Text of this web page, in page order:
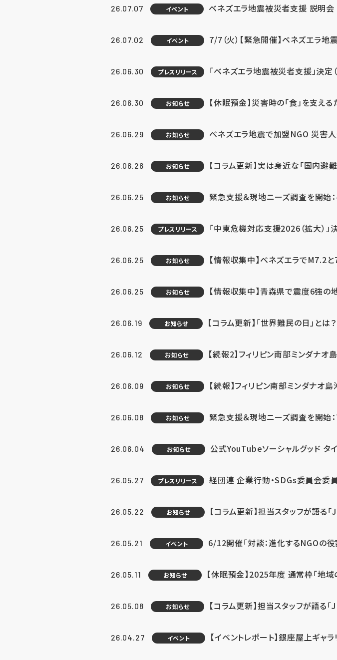
26.07.07 イベント ベネズエラ地震被災者支援 説明
26.07.02 イベント 7/7（火）【緊急開催】ベネズエラ
26.06.30 プレスリリース 「ベネズエラ地震被災者支援」決定
26.06.30 お知らせ 【休眠預金】災害時の「食」を支える
26.06.29 お知らせ ベネズエラ地震で加盟NGO 災害
26.06.26 お知らせ 【コラム更新】実は身近な「国内
26.06.25 お知らせ 緊急支援＆現地ニーズ調査を開始
26.06.25 プレスリリース 「中東危機対応支援2026（拡大）」
26.06.25 お知らせ 【情報収集中】ベネズエラでM7.2
26.06.25 お知らせ 【情報収集中】青森県で震度6強の
26.06.19 お知らせ 【コラム更新】「世界難民の日」と
26.06.12 お知らせ 【続報2】フィリピン南部ミンダナ
26.06.09 お知らせ 【続報】フィリピン南部ミンダナ
26.06.08 お知らせ 緊急支援＆現地ニーズ調査を開始
26.06.04 お知らせ 公式YouTubeソーシャルグッド タ
26.05.27 プレスリリース 経団連 企業行動・SDGs委員会委
26.05.22 お知らせ 【コラム更新】担当スタッフが語る
26.05.21 イベント 6/12開催「対談：進化するNGOの
26.05.11 お知らせ 【休眠預金】2025年度 通常枠「地
26.05.08 お知らせ 【コラム更新】担当スタッフが語る
26.04.27 イベント 【イベントレポート】銀座屋上ギ